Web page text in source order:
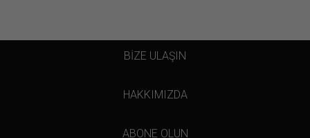
BİZE ULAŞIN
HAKKIMIZDA
ABONE OLUN